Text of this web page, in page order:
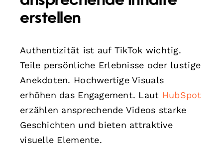
erstellen
Authentizität ist auf TikTok wichtig.
Teile persönliche Erlebnisse oder lustige
Anekdoten. Hochwertige Visuals
erhöhen das Engagement. Laut HubSpot
erzählen ansprechende Videos starke
Geschichten und bieten attraktive
visuelle Elemente.